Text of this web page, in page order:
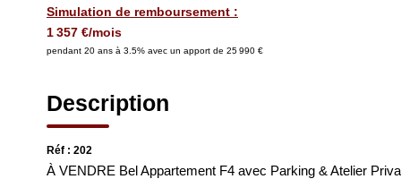
Simulation de remboursement :
1 357 €/mois
pendant 20 ans à 3.5% avec un apport de 25 990 €
Description
Réf : 202
À VENDRE Bel Appartement F4 avec Parking & Atelier